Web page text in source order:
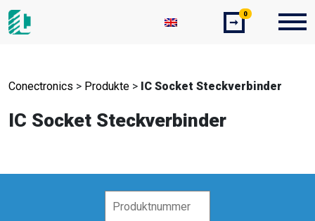
➞
0
Conectronics > Produkte > IC Socket Steckverbinder
IC Socket Steckverbinder